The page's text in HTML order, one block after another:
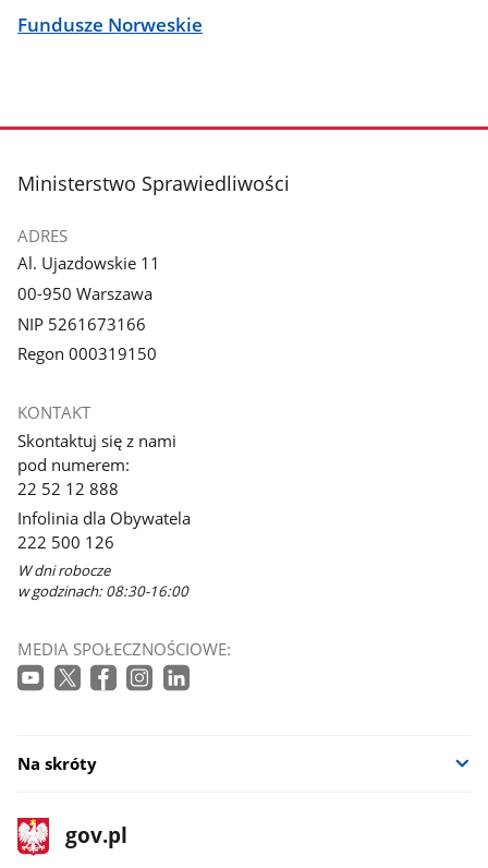
Fundusze Norweskie
stopka
Ministerstwo Sprawiedliwości
ADRES
Al. Ujazdowskie 11
00-950 Warszawa
NIP 5261673166
Regon 000319150
KONTAKT
Skontaktuj się z nami
pod numerem:
22 52 12 888
Infolinia dla Obywatela
222 500 126
W dni robocze
w godzinach: 08:30-16:00
MEDIA SPOŁECZNOŚCIOWE:
Na skróty
stopka
gov.pl
Strona
gov.pl